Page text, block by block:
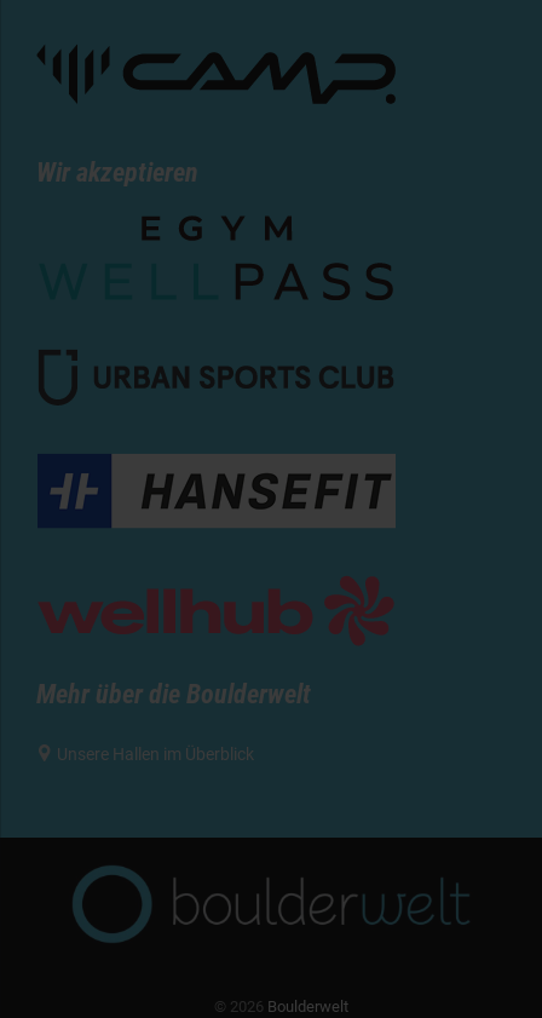
Wir akzeptieren
Mehr über die Boulderwelt
 Unsere Hallen im Überblick
© 2026 Boulderwelt